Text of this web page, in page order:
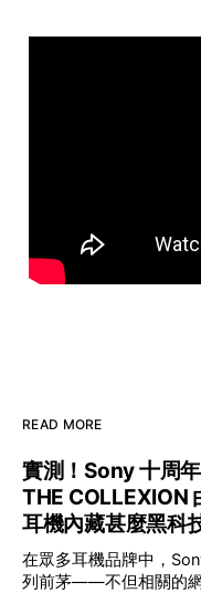
READ MORE
實測！Sony 十周
THE COLLEXION
耳機內藏甚麼黑科
在眾多耳機品牌中，
列前茅——不但相關的網